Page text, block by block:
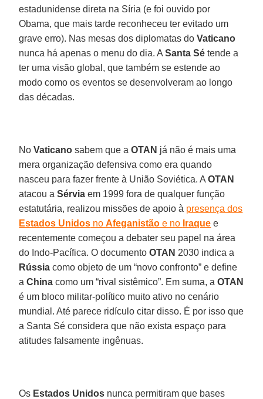
estadunidense direta na Síria (e foi ouvido por
Obama, que mais tarde reconheceu ter evitado um
grave erro). Nas mesas dos diplomatas doVaticano
nunca há apenas o menu do dia. ASanta Sé tende a
ter uma visão global, que também se estende ao
modo como os eventos se desenvolveram ao longo
das décadas.
NoVaticano sabem que aOTAN já não é mais uma
mera organização defensiva como era quando
nasceu para fazer frente à União Soviética. AOTAN
atacou aSérvia em 1999 fora de qualquer função
estatutária, realizou missões de apoio à presença dos
Estados Unidos noAfeganistão e no Iraque e
recentemente começou a debater seu papel na área
do Indo-Pacífica. O documentoOTAN 2030 indica a
Rússia como objeto de um “novo confronto” e define
aChina como um “rival sistêmico”. Em suma, aOTAN
é um bloco militar-político muito ativo no cenário
mundial. Até parece ridículo citar disso. É por isso que
a Santa Sé considera que não exista espaço para
atitudes falsamente ingênuas.
Os Estados Unidos nunca permitiram que bases